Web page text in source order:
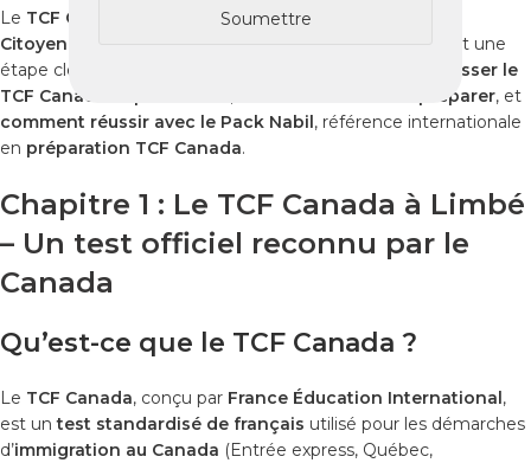
Soumettre
Le TCF Canada , reconnu parImmigration, Réfugiés et
Citoyenneté Canada (IRCC)
, est une
étape clé. Ce
où passer le
TCF Canada depuis Limbé
comment bien vous préparer, et
comment réussir avec le Pack Nabil, référence internationale
en préparation TCF Canada.
Chapitre 1 : Le TCF Canada à Limbé
– Un test officiel reconnu par le
Canada
Qu’est-ce que le TCF Canada ?
Le TCF Canada, conçu par France Éducation International,
est untest standardisé de français utilisé pour les démarches
d’immigration au Canada (Entrée express, Québec,